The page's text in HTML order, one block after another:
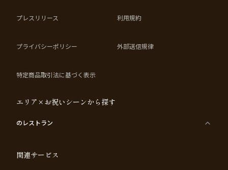
プレスリリース 利用規約
プライバシーポリシー 外部送信規律
特定商品取引法に基づく表示
エリア×お祝いシーンから探す
のレストラン
関連サービス